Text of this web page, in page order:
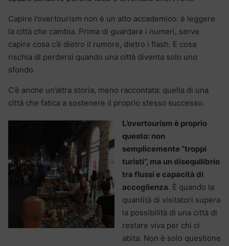
Capire l’overtourism non è un atto accademico: è leggere
la città che cambia. Prima di guardare i numeri, serve
capire cosa c’è dietro il rumore, dietro i flash. E cosa
rischia di perdersi quando una città diventa solo uno
sfondo.
C’è anche un’altra storia, meno raccontata: quella di una
città che fatica a sostenere il proprio stesso successo.
L’overtourism è proprio
questo: non
semplicemente “troppi
turisti”, ma un disequilibrio
tra flussi e capacità di
accoglienza. È quando la
quantità di visitatori supera
la possibilità di una città di
restare viva per chi ci
abita. Non è solo questione